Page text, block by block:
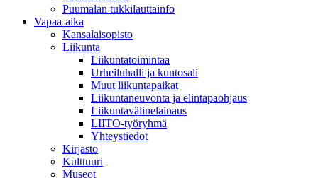
Puumalan tukkilauttainfo
Vapaa-aika
Kansalaisopisto
Liikunta
Liikuntatoimintaa
Urheiluhalli ja kuntosali
Muut liikuntapaikat
Liikuntaneuvonta ja elintapaohjaus
Liikuntavälinelainaus
LIITO-työryhmä
Yhteystiedot
Kirjasto
Kulttuuri
Museot